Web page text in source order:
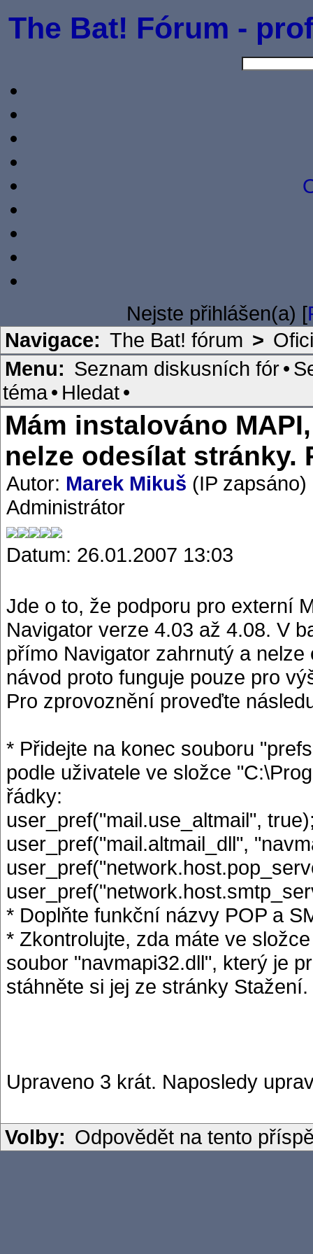
The Bat! Fórum -
Nejste přihlášen(a) [
Navigace: The Bat! fórum >
Menu: Seznam diskusních fór•
téma• Hledat•
Mám instalováno
nelze odesílat stránky.
Autor: Marek Mikuš (IP zapsáno)
Administrátor
Datum: 26.01.2007 13:03
Jde o to, že podporu pro externí
Navigator verze 4.03 až 4.08. V
přímo Navigator zahrnutý a
návod proto funguje pouze pro
Pro zprovoznění proveďte
* Přidejte na konec souboru
podle uživatele ve složce
řádky:
user_pref("mail.use_altmail",
user_pref("mail.altmail_dll",
* Doplňte funkční názvy POP a
* Zkontrolujte, zda máte ve
soubor "navmapi32.dll", který je
stáhněte si jej ze stránky Stažení.
Upraveno 3 krát. Naposledy
Volby: Odpovědět na tento